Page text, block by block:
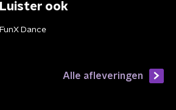
Luister ook
FunX Dance
Alle afleveringen